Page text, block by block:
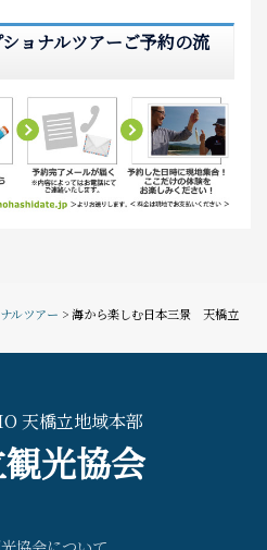
ョナルツアーご予約の流
ルツアー > 海から楽しむ日本三景 天橋立
天橋立地域本部
光協会